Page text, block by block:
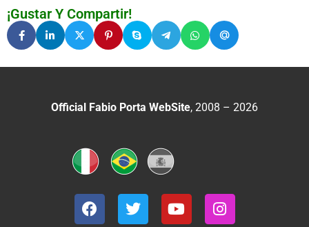
¡Gustar Y Compartir!
Official Fabio Porta WebSite, 2008 – 2026